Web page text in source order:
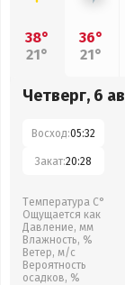
38°
21°
36°
21°
Четверг, 6
Восход:05:32
Закат:20:28
Температура С°
Ощущается как
Давление, мм
Влажность, %
Ветер, м/с
Вероятность
осадков, %